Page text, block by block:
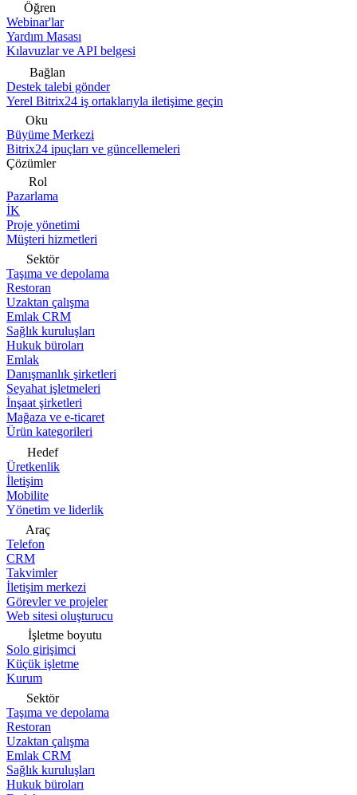
Öğren
Webinar'lar
Yardım Masası
Kılavuzlar ve API belgesi
Bağlan
Destek talebi gönder
Yerel Bitrix24 iş ortaklarıyla iletişime geçin
Oku
Büyüme Merkezi
Bitrix24 ipuçları ve güncellemeleri
Çözümler
Rol
Pazarlama
İK
Proje yönetimi
Müşteri hizmetleri
Sektör
Taşıma ve depolama
Restoran
Uzaktan çalışma
Emlak CRM
Sağlık kuruluşları
Hukuk büroları
Emlak
Danışmanlık şirketleri
Seyahat işletmeleri
İnşaat şirketleri
Mağaza ve e-ticaret
Ürün kategorileri
Hedef
Üretkenlik
İletişim
Mobilite
Yönetim ve liderlik
Araç
Telefon
CRM
Takvimler
İletişim merkezi
Görevler ve projeler
Web sitesi oluşturucu
İşletme boyutu
Solo girişimci
Küçük işletme
Kurum
Sektör
Taşıma ve depolama
Restoran
Uzaktan çalışma
Emlak CRM
Sağlık kuruluşları
Hukuk büroları